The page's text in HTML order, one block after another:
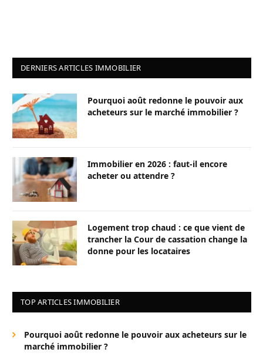
DERNIERS ARTICLES IMMOBILIER
Pourquoi août redonne le pouvoir aux
acheteurs sur le marché immobilier ?
Immobilier en 2026 : faut-il encore
acheter ou attendre ?
Logement trop chaud : ce que vient de
trancher la Cour de cassation change la
donne pour les locataires
TOP ARTICLES IMMOBILIER
Pourquoi août redonne le pouvoir aux acheteurs sur le
marché immobilier ?